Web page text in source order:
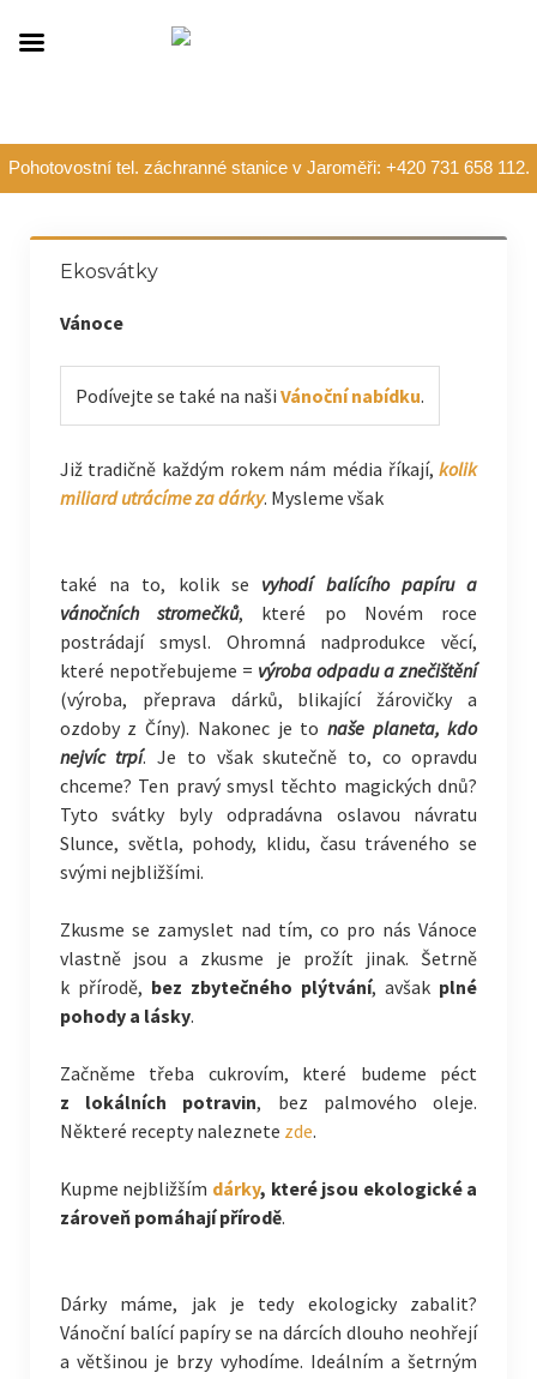
Pohotovostní tel. záchranné stanice v Jaroměři: +420 731 658 112.
Ekosvátky
Vánoce
Podívejte se také na naši Vánoční nabídku.
Již tradičně každým rokem nám média říkají,kolik
miliard utrácíme za dárky. Mysleme však
také na to, kolik se vyhodí balícího papíru a
vánočních stromečků, které po Novém roce
postrádají smysl. Ohromná nadprodukce věcí,
které nepotřebujeme = výroba odpadu a znečištění
(výroba, přeprava dárků, blikající žárovičky a
ozdoby z Číny). Nakonec je to naše planeta, kdo
nejvíc trpí. Je to však skutečně to, co opravdu
chceme? Ten pravý smysl těchto magických dnů?
Tyto svátky byly odpradávna oslavou návratu
Slunce, světla, pohody, klidu, času tráveného se
svými nejbližšími.
Zkusme se zamyslet nad tím, co pro nás Vánoce
vlastně jsou a zkusme je prožít jinak. Šetrně
k přírodě, bez zbytečného plýtvání, avšak plné
pohody a lásky.
Začněme třeba cukrovím, které budeme péct
z lokálních potravin, bez palmového oleje.
Některé recepty naleznete zde.
Kupme nejbližším dárky, které jsou ekologické a
zároveň pomáhají přírodě.
Dárky máme, jak je tedy ekologicky zabalit?
Vánoční balící papíry se na dárcích dlouho neohřejí
a většinou je brzy vyhodíme. Ideálním a šetrným